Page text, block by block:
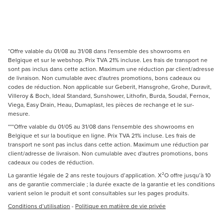
*Offre valable du 01/08 au 31/08 dans l'ensemble des showrooms en
Belgique et sur le webshop. Prix TVA 21% incluse. Les frais de transport ne
sont pas inclus dans cette action. Maximum une réduction par client/adresse
de livraison. Non cumulable avec d'autres promotions, bons cadeaux ou
codes de réduction. Non applicable sur Geberit, Hansgrohe, Grohe, Duravit,
Villeroy & Boch, Ideal Standard, Sunshower, Lithofin, Burda, Soudal, Fernox,
Viega, Easy Drain, Heau, Dumaplast, les pièces de rechange et le sur-
mesure.
***Offre valable du 01/05 au 31/08 dans l'ensemble des showrooms en
Belgique et sur la boutique en ligne. Prix TVA 21% incluse. Les frais de
transport ne sont pas inclus dans cette action. Maximum une réduction par
client/adresse de livraison. Non cumulable avec d'autres promotions, bons
cadeaux ou codes de réduction.
La garantie légale de 2 ans reste toujours d’application. X²O offre jusqu’à 10
ans de garantie commerciale ; la durée exacte de la garantie et les conditions
varient selon le produit et sont consultables sur les pages produits.
Conditions d’utilisation - Politique en matière de vie privée